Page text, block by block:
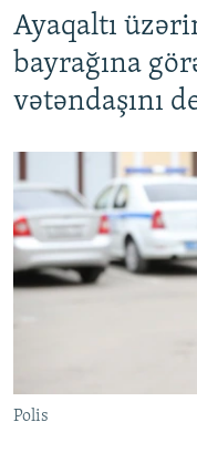
Ayaqaltı
bayrağına
vətəndaşını
Polis